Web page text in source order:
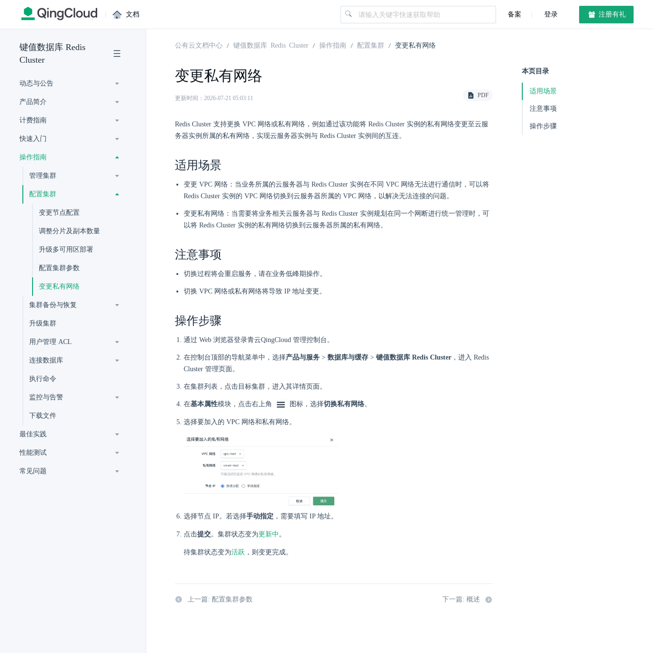
| 文档 备案 登录 注册有礼
键值数据库 Redis
Cluster
动态与公告
产品简介
计费指南
快速入门
操作指南
管理集群
配置集群
变更节点配置
调整分片及副本数量
升级多可用区部署
配置集群参数
变更私有网络
集群备份与恢复
升级集群
用户管理 ACL
连接数据库
执行命令
监控与告警
下载文件
最佳实践
性能测试
常见问题
公有云文档中心 键值数据库 Redis Cluster 操作指南 配置集群 变更私有网络
变更私有网络
更新时间：2026-07-21 05:03:11 PDF
Redis Cluster 支持更换 VPC 网络或私有网络，例如通过该功能将 Redis Cluster 实例的私有网络变更至云服
务器实例所属的私有网络，实现云服务器实例与 Redis Cluster 实例间的互连。
适用场景
变更 VPC 网络：当业务所属的云服务器与 Redis Cluster 实例在不同 VPC 网络无法进行通信时，可以将
Redis Cluster 实例的 VPC 网络切换到云服务器所属的 VPC 网络，以解决无法连接的问题。
变更私有网络：当需要将业务相关云服务器与 Redis Cluster 实例规划在同一个网断进行统一管理时，可
以将 Redis Cluster 实例的私有网络切换到云服务器所属的私有网络。
注意事项
切换过程将会重启服务，请在业务低峰期操作。
切换 VPC 网络或私有网络将导致 IP 地址变更。
操作步骤
通过 Web 浏览器登录青云QingCloud 管理控制台。
在控制台顶部的导航菜单中，选择产品与服务 > 数据库与缓存 > 键值数据库 Redis Cluster ，进入 Redis
Cluster 管理页面。
在集群列表，点击目标集群，进入其详情页面。
在基本属性模块，点击右上角 图标，选择切换私有网络。
选择要加入的 VPC 网络和私有网络。
选择节点 IP。若选择手动指定 ，需要填写 IP 地址。
点击提交。集群状态变为更新中。
待集群状态变为活跃 ，则变更完成。
上一篇: 配置集群参数 下一篇: 概述
本页目录
适用场景
注意事项
操作步骤